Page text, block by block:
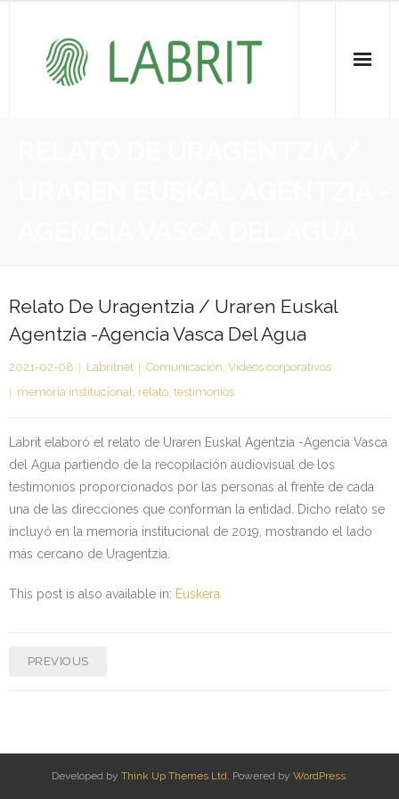
- LABRIT
- Jabetza intelektuala | Propiedad intelectual
Relato De Uragentzia / Uraren Euskal
Agentzia -Agencia Vasca Del Agua
2021-02-08 Labritnet Comunicación, Vídeos corporativos
memoria institucional, relato, testimonios
Labrit elaboró el relato de Uraren Euskal Agentzia -Agencia Vasca
del Agua partiendo de la recopilación audiovisual de los
testimonios proporcionados por las personas al frente de cada
una de las direcciones que conforman la entidad. Dicho relato se
incluyó en la memoria institucional de 2019, mostrando el lado
más cercano de Uragentzia.
This post is also available in: Euskera
PREVIOUS
Developed by Think Up Themes Ltd. Powered by WordPress.